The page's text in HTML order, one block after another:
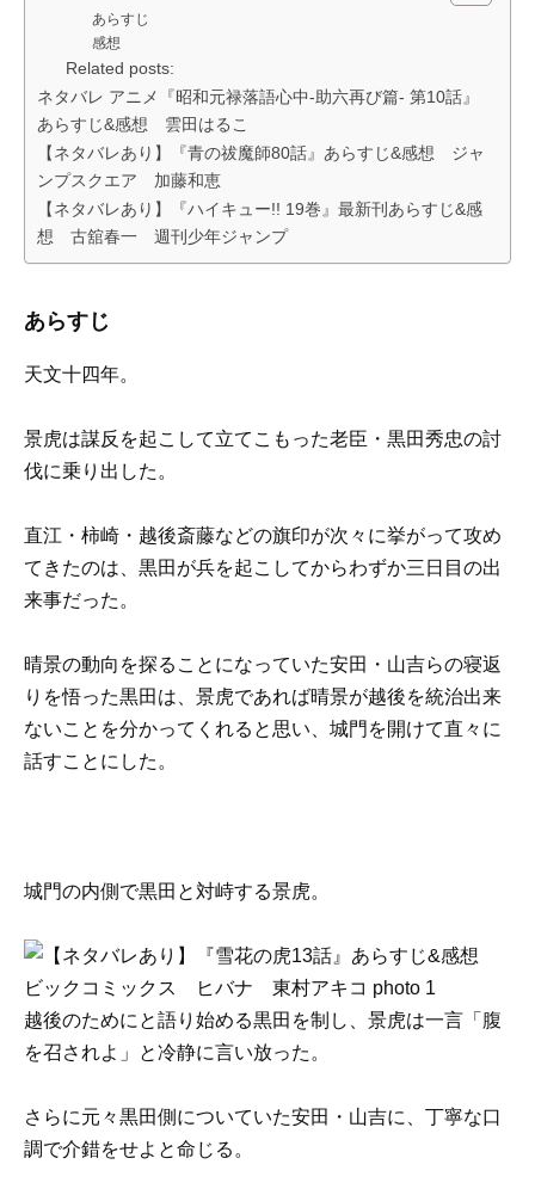
あらすじ
感想
Related posts:
ネタバレ アニメ『昭和元禄落語心中-助六再び篇- 第10話』
あらすじ&感想 雲田はるこ
【ネタバレあり】『青の祓魔師80話』あらすじ&感想 ジャ
ンプスクエア 加藤和恵
【ネタバレあり】『ハイキュー!! 19巻』最新刊あらすじ&感
想 古舘春一 週刊少年ジャンプ
あらすじ
天文十四年。
景虎は謀反を起こして立てこもった老臣・黒田秀忠の討
伐に乗り出した。
直江・柿崎・越後斎藤などの旗印が次々に挙がって攻め
てきたのは、黒田が兵を起こしてからわずか三日目の出
来事だった。
晴景の動向を探ることになっていた安田・山吉らの寝返
りを悟った黒田は、景虎であれば晴景が越後を統治出来
ないことを分かってくれると思い、城門を開けて直々に
話すことにした。
城門の内側で黒田と対峙する景虎。
越後のためにと語り始める黒田を制し、景虎は一言「腹
を召されよ」と冷静に言い放った。
さらに元々黒田側についていた安田・山吉に、丁寧な口
調で介錯をせよと命じる。